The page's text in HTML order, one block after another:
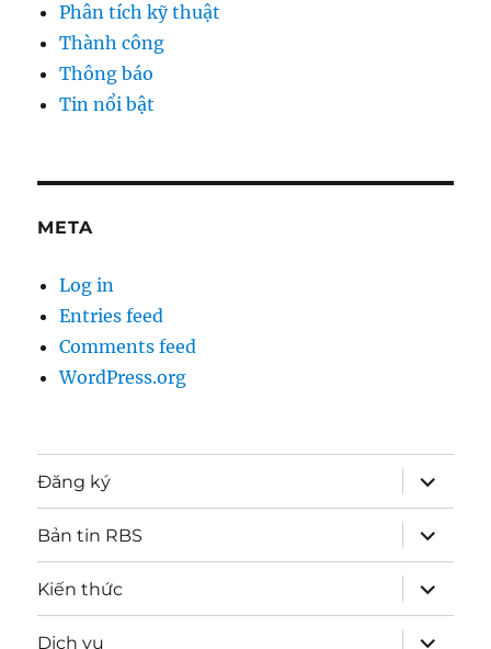
Phân tích kỹ thuật
Thành công
Thông báo
Tin nổi bật
META
Log in
Entries feed
Comments feed
WordPress.org
Đăng ký
expand
child
menu
Bản tin RBS
expand
child
menu
Kiến thức
expand
child
menu
Dịch vụ
expand